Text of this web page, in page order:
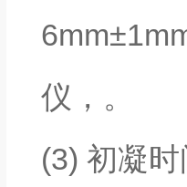
使用与维护
操作规程
万能试验机简介
仪，。
(3) 初凝